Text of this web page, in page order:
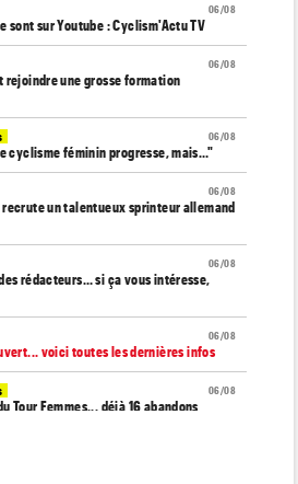
06/08
sont sur Youtube : Cyclism'Actu TV
06/08
rejoindre une grosse formation
06/08
cyclisme féminin progresse, mais…"
06/08
un talentueux sprinteur allemand
06/08
rédacteurs… si ça vous intéresse,
06/08
voici toutes les dernières infos
06/08
Tour Femmes... déjà 16 abandons